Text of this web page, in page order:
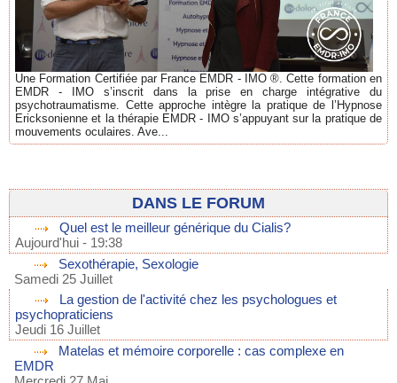
Une Formation Certifiée par France EMDR - IMO ®. Cette formation en
EMDR - IMO s’inscrit dans la prise en charge intégrative du
psychotraumatisme. Cette approche intègre la pratique de l’Hypnose
Ericksonienne et la thérapie EMDR - IMO s’appuyant sur la pratique de
mouvements oculaires. Ave...
DANS LE FORUM
Quel est le meilleur générique du Cialis?
Aujourd'hui - 19:38
Sexothérapie, Sexologie
Samedi 25 Juillet
La gestion de l'activité chez les psychologues et
psychopraticiens
Jeudi 16 Juillet
Matelas et mémoire corporelle : cas complexe en
EMDR